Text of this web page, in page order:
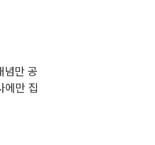
념만 공
에만 집